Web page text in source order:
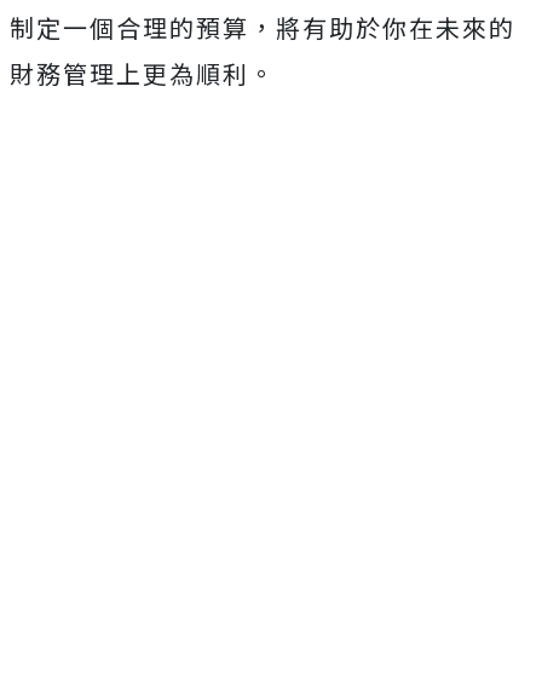
制定一個合理的預算，將有助於你在未來的
財務管理上更為順利。